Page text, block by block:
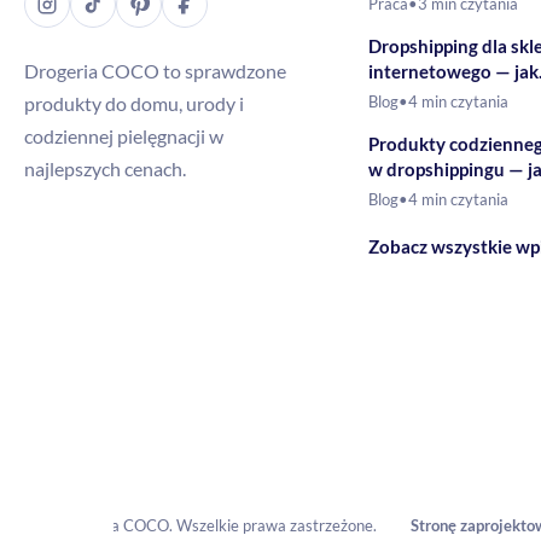
Drogeria COCO to sprawdzone
produkty do domu, urody i
codziennej pielęgnacji w
najlepszych cenach.
Praca•3 min czytania
Dropshipping dla
internetowego — jak
rozszerzyć ofertę o
Blog•4 min czytania
Produkty
w dropshippingu —
budować ofertę?
Blog•4 min czytania
Zobacz wszystkie
© 2026 Drogeria COCO. Wszelkie prawa zastrzeżone. Stronę